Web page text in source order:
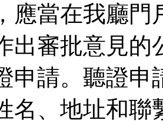
應當在我廳門
出審批意見的
申請。聽證申
名、地址和